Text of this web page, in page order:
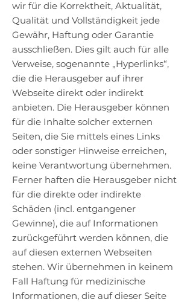
wir für die Korrektheit, Aktualität,
Qualität und Vollständigkeit jede
Gewähr, Haftung oder Garantie
ausschließen. Dies gilt auch für alle
Verweise, sogenannte „Hyperlinks“,
die die Herausgeber auf ihrer
Webseite direkt oder indirekt
anbieten. Die Herausgeber können
für die Inhalte solcher externen
Seiten, die Sie mittels eines Links
oder sonstiger Hinweise erreichen,
keine Verantwortung übernehmen.
Ferner haften die Herausgeber nicht
für die direkte oder indirekte
Schäden (incl. entgangener
Gewinne), die auf Informationen
zurückgeführt werden können, die
auf diesen externen Webseiten
stehen. Wir übernehmen in keinem
Fall Haftung für medizinische
Informationen, die auf dieser Seite